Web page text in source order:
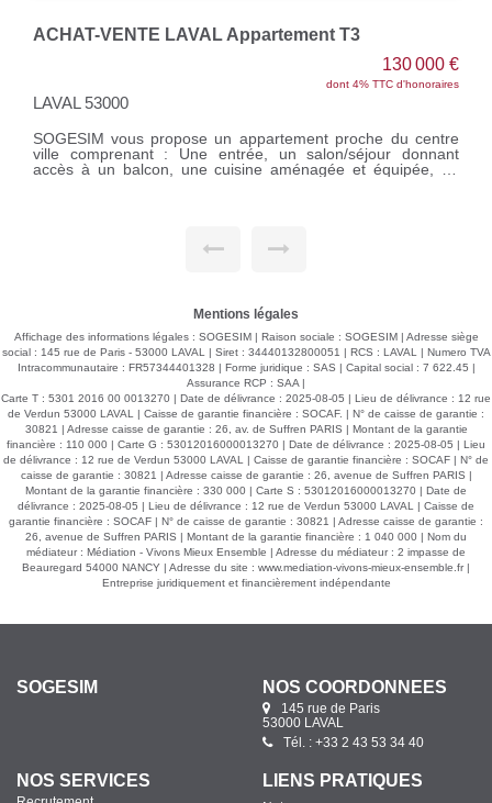
344 800 €
dont 4.48% TTC d'honoraires
LAVAL 53000
SOGESIM vous propose une Maison / Appartement de 130
m² en triplex, située en hyper centre, secteur Rive Gauche.
Ce bien entièrement rénové avec le charme de l'ancien
wc. Au dernier étage : une pièce, un grenier. Une cour. LE
charge de l'acquéreur dont 4.48 %, soit un prix de 344 800
euros. Prix hors honoraires : 330 000 euros Pour tous
renseignements, contactez Sandrine DAVENEL au o7 67 94
90 67 Agent commercial (EI) RSAC n°103643730
Mentions légales
Affichage des informations légales : SOGESIM | Raison sociale : SOGESIM | Adresse siège
social : 145 rue de Paris - 53000 LAVAL | Siret : 34440132800051 | RCS : LAVAL | Numero TVA
Intracommunautaire : FR57344401328 | Forme juridique : SAS | Capital social : 7 622.45 |
Assurance RCP : SAA |
Carte T : 5301 2016 00 0013270 | Date de délivrance : 2025-08-05 | Lieu de délivrance : 12 rue
de Verdun 53000 LAVAL | Caisse de garantie financière : SOCAF. | N° de caisse de garantie :
30821 | Adresse caisse de garantie : 26, av. de Suffren PARIS | Montant de la garantie
financière : 110 000 | Carte G : 53012016000013270 | Date de délivrance : 2025-08-05 | Lieu
de délivrance : 12 rue de Verdun 53000 LAVAL | Caisse de garantie financière : SOCAF | N° de
caisse de garantie : 30821 | Adresse caisse de garantie : 26, avenue de Suffren PARIS |
Montant de la garantie financière : 330 000 | Carte S : 53012016000013270 | Date de
délivrance : 2025-08-05 | Lieu de délivrance : 12 rue de Verdun 53000 LAVAL | Caisse de
garantie financière : SOCAF | N° de caisse de garantie : 30821 | Adresse caisse de garantie :
26, avenue de Suffren PARIS | Montant de la garantie financière : 1 040 000 | Nom du
médiateur : Médiation - Vivons Mieux Ensemble | Adresse du médiateur : 2 impasse de
Beauregard 54000 NANCY | Adresse du site : www.mediation-vivons-mieux-ensemble.fr|
Entreprise juridiquement et financièrement indépendante
SOGESIM NOS COORDONNÉES
145 rue de Paris
53000 LAVAL
Tél. : +33 2 43 53 34 40
NOS SERVICES LIENS PRATIQUES